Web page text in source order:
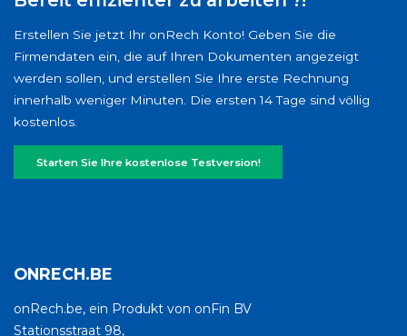
Erstellen Sie jetzt Ihr onRech Konto! Geben Sie die
Firmendaten ein, die auf Ihren Dokumenten angezeigt
werden sollen, und erstellen Sie Ihre erste Rechnung
innerhalb weniger Minuten. Die ersten 14 Tage sind völlig
kostenlos.
Starten Sie Ihre kostenlose Testversion!
ONRECH.BE
onRech.be, ein Produkt von onFin BV
Stationsstraat 98,